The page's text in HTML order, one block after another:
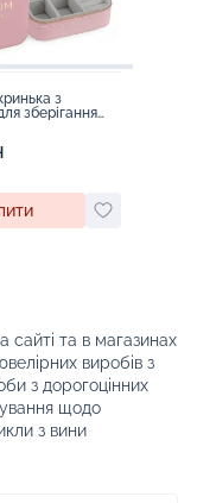
з
зберігання
сайті та в магазинах
виробів з
з дорогоцінних
щодо
з вини